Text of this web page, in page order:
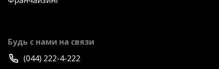
Будь с нами на связи
(044) 222-4-222